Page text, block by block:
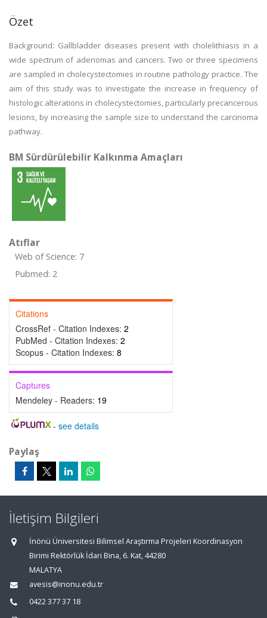
Özet
Background: Gallbladder diseases present with cholelithiasis in a
wide spectrum of adenomas and cancers. Two or three specimens
are sampled in cholecystectomies in routine pathology practice. The
aim of this study was to investigate the increase in frequency of
histologic alterations in cholecystectomies, particularly precancerous
lesions, by increasing the sample size to understand the carcinoma
pathway.
BM Sürdürülebilir Kalkınma Amaçları
Atıflar
Web of Science: 7
Pubmed: 2
Citations
CrossRef - Citation Indexes: 2
PubMed - Citation Indexes: 2
Scopus - Citation Indexes: 8
Captures
Mendeley - Readers: 19
- see details
Paylaş
İletişim Bilgileri
İnönü Üniversitesi Bilimsel Araştırma Projeleri Koordinasyon
Birimi Rektörlük İdari Bina, 6. Kat, 44280
MALATYA
avesis@inonu.edu.tr
0422 377 37 18